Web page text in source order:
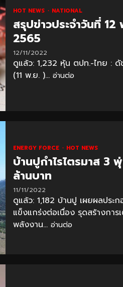
HOT NEWS NATIONAL
สรุปข่าวประจำวันที่
2565
12/11/2022
ดูแล้ว: 1,232 หุ้น ตปท.-ไทย :
(11 พ.ย. )... อ่านต่อ
ENERGY FORCE HOT NEWS
บ้านปูกำไรไตรมาส 3
ล้านบาท
11/11/2022
ดูแล้ว: 1,182 บ้านปู เผยผลประ
แข็งแกร่งต่อเนื่อง รุดสร้างการ
พลังงาน... อ่านต่อ